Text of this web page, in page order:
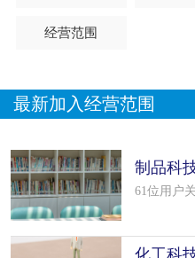
经营范围
最新加入经营范围
制品科
么填写
61位用户